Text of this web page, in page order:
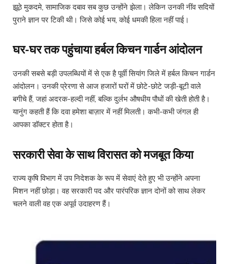
झूठे मुकदमे, सामाजिक दबाव सब कुछ उन्होंने झेला। लेकिन उनकी नींव सदियों
पुराने ज्ञान पर टिकी थी। जिसे कोई भय, कोई धमकी हिला नहीं पाई।
घर-घर तक पहुंचाया हर्बल किचन गार्डन आंदोलन
उनकी सबसे बड़ी उपलब्धियों में से एक है पूर्वी सियांग जिले में हर्बल किचन गार्डन
आंदोलन। उनकी प्रेरणा से आज हजारों घरों में छोटे-छोटे जड़ी-बूटी वाले
बगीचे हैं, जहां अदरक-हल्दी नहीं, बल्कि दुर्लभ औषधीय पौधों की खेती होती है।
यानुंग कहती हैं कि दवा हमेशा बाज़ार में नहीं मिलती। कभी-कभी जंगल ही
आपका डॉक्टर होता है।
सरकारी सेवा के साथ विरासत को मजबूत किया
राज्य कृषि विभाग में उप निदेशक के रूप में सेवाएं देते हुए भी उन्होंने अपना
मिशन नहीं छोड़ा। वह सरकारी पद और पारंपरिक ज्ञान दोनों को साथ लेकर
चलने वाली वह एक अपूर्व उदाहरण हैं।